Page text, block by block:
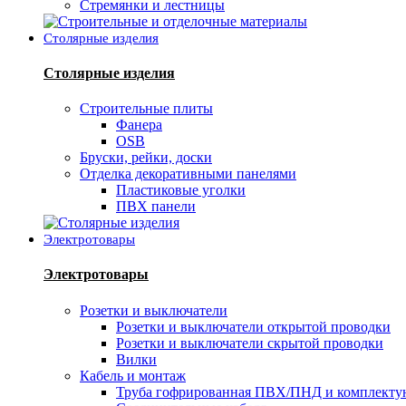
Стремянки и лестницы
Столярные изделия
Столярные изделия
Строительные плиты
Фанера
OSB
Бруски, рейки, доски
Отделка декоративными панелями
Пластиковые уголки
ПВХ панели
Электротовары
Электротовары
Розетки и выключатели
Розетки и выключатели открытой проводки
Розетки и выключатели скрытой проводки
Вилки
Кабель и монтаж
Труба гофрированная ПВХ/ПНД и